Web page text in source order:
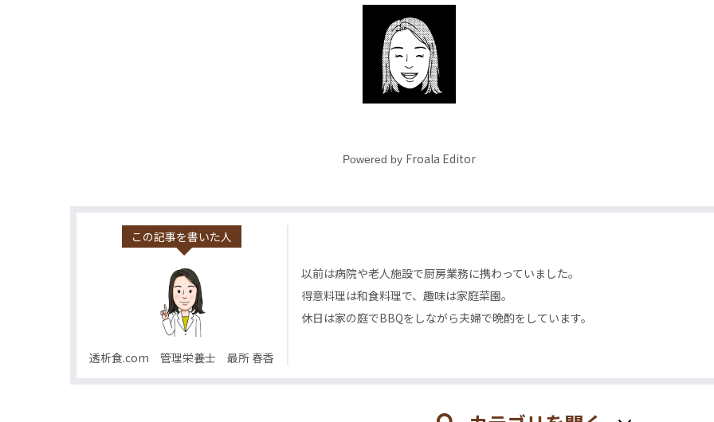
Powered by Froala Editor
この記事を書いた人
透析食.com 管理栄養士 最所 春香
以前は病院や老人施設で厨房業務に携わっていました。
得意料理は和食料理で、趣味は家庭菜園。
休日は家の庭でBBQをしながら夫婦で晩酌をしています。